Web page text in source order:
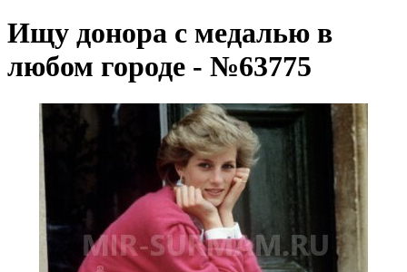
Ищу донора с медалью в
любом городе - №63775